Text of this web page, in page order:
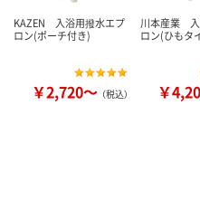
KAZEN 入浴用撥水エプ
ロン(ポーチ付き)
￥2,720～ （税込）
川本産業
ロン(ひもタ
￥